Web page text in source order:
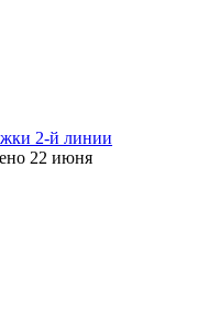
2-й линии
22 июня